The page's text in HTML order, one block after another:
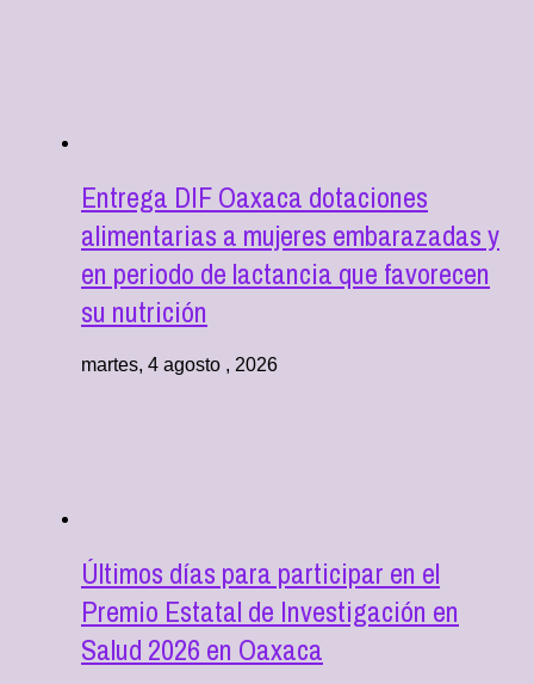
Entrega DIF Oaxaca dotaciones
alimentarias a mujeres embarazadas y
en periodo de lactancia que favorecen
su nutrición
martes, 4 agosto , 2026
Últimos días para participar en el
Premio Estatal de Investigación en
Salud 2026 en Oaxaca